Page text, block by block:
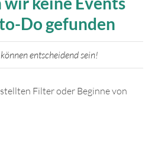
Do gefunden
entscheidend sein!
Filter oder Beginne von